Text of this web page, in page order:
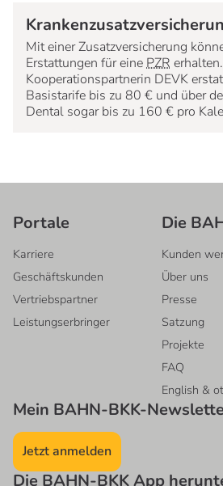
Mit einer Zusatzversicherung
Erstattungen für einePZR
Kooperationspartnerin DEVK
Basistarife bis zu 80 € und über
Dental sogar bis zu 160 € pro
Portale
Karriere
Geschäftskunden
Vertriebspartner
Leistungserbringer
Die
Kunden
Über uns
Presse
Satzung
Projekte
FAQ
English &
Mein BAHN-BKK-
Jetzt anmelden
Die BAHN-BKK App